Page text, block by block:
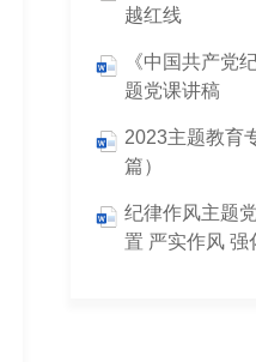
越红线
《中国共产党
题党课讲稿
2023主题教育
篇）
纪律作风主题
置 严实作风 强